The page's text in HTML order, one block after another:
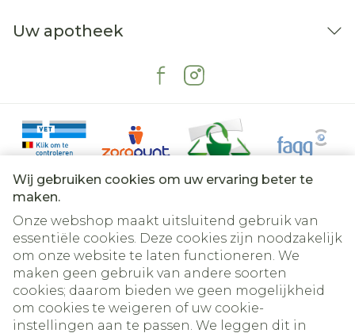
Wij gebruiken cookies om uw ervaring beter te
maken.
Onze webshop maakt uitsluitend gebruik van
essentiële cookies. Deze cookies zijn noodzakelijk
om onze website te laten functioneren. We
maken geen gebruik van andere soorten
cookies; daarom bieden we geen mogelijkheid
om cookies te weigeren of uw cookie-
instellingen aan te passen. We leggen dit in
Uw apotheek
Juridische links